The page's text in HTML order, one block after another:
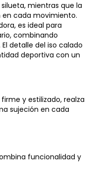
mientras que la
cada movimiento.
es ideal para
combinando
detalle del iso calado
deportiva con un
y estilizado, realza
sujeción en cada
funcionalidad y